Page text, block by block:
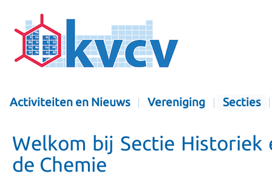
Activiteiten en Nieuws Vereniging Secties
Welkom bij Sectie Historiek
de Chemie